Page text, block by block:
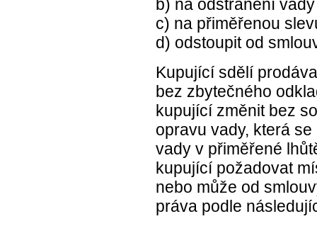
b) na odstranění
c) na přiměřenou
d) odstoupit od
Kupující sdělí
bez zbytečného
kupující změnit bez
opravu vady, která
vady v přiměřené
kupující požadovat
nebo může od
práva podle